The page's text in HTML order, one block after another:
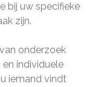
bij uw specifieke
zijn.
onderzoek
individuele
iemand vindt